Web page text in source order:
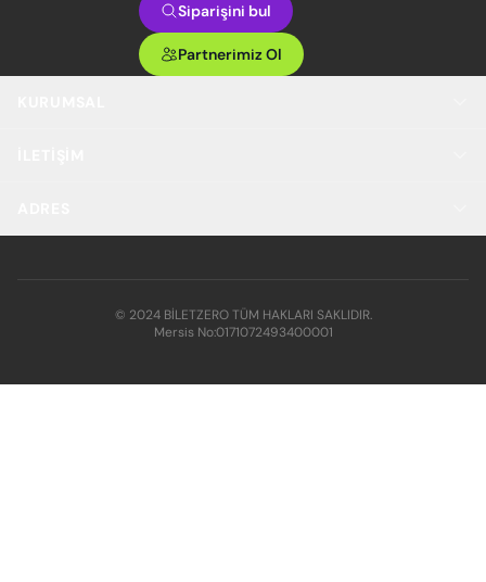
Siparişini bul
Partnerimiz Ol
© 2024 BİLETZERO TÜM HAKLARI SAKLIDIR.
Mersis No:0171072493400001